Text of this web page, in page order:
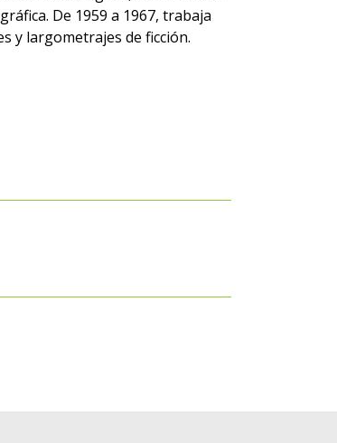
De 1959 a 1967, trabaja
y largometrajes de ficción.